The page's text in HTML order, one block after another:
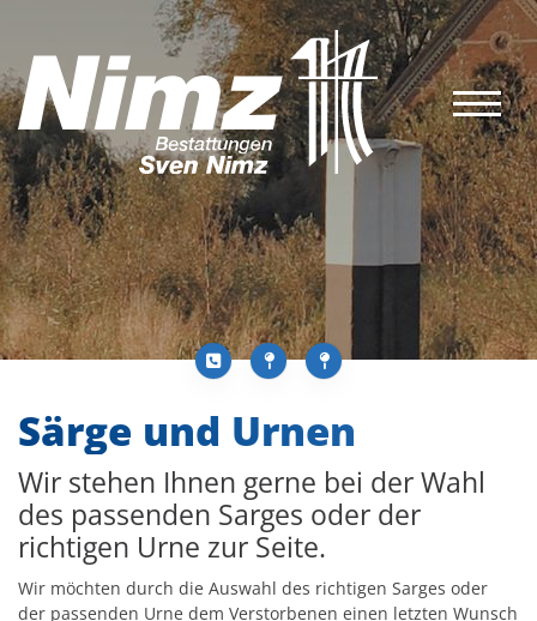
Särge und Urnen
Wir stehen Ihnen gerne bei der Wahl
des passenden Sarges oder der
richtigen Urne zur Seite.
Wir möchten durch die Auswahl des richtigen Sarges oder
der passenden Urne dem Verstorbenen einen letzten Wunsch